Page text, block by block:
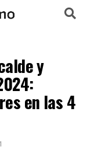
y
en las 4